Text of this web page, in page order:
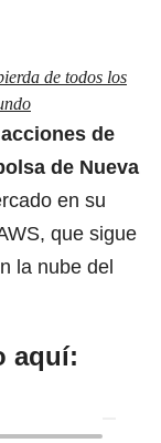
de todos los
de
de Nueva
en su
que sigue
la nube del
aquí: